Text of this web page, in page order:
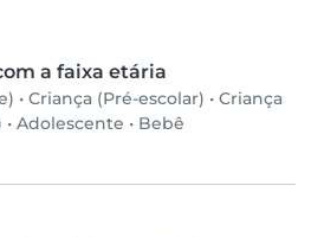
a faixa etária
• Criança (Pré-escolar) • Criança
• Adolescente • Bebê